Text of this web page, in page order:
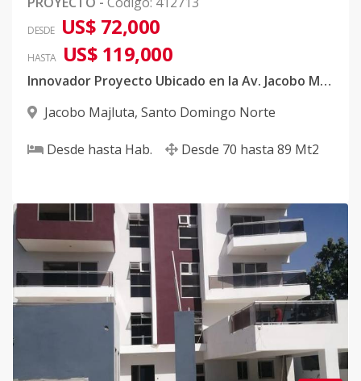
DESDE US$ 72,000
HASTA US$ 119,000
Innovador Proyecto Ubicado en la Av. Jacobo Majluta
Jacobo Majluta, Santo Domingo Norte
Desde hasta Hab. Desde 70 hasta 89 Mt2